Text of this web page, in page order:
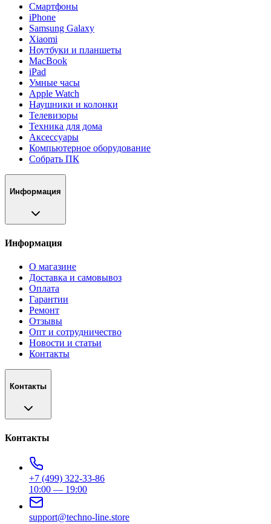
Смартфоны
iPhone
Samsung Galaxy
Xiaomi
Ноутбуки и планшеты
MacBook
iPad
Умные часы
Apple Watch
Наушники и колонки
Телевизоры
Техника для дома
Аксессуары
Компьютерное оборудование
Собрать ПК
Информация
Информация
О магазине
Доставка и самовывоз
Оплата
Гарантии
Ремонт
Отзывы
Опт и сотрудничество
Новости и статьи
Контакты
Контакты
Контакты
+7 (499) 322-33-86
10:00 — 19:00
support@techno-line.store